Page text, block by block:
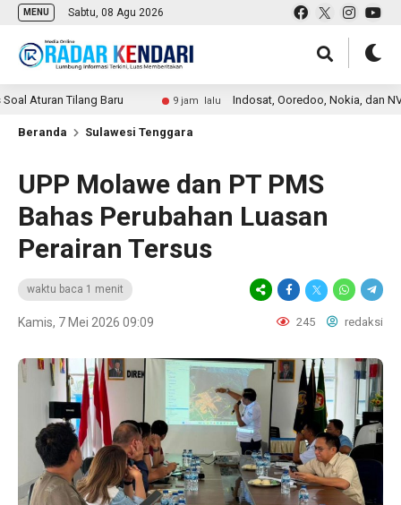
MENU Sabtu, 08 Agu 2026
Tilang Baru 9 jam lalu Indosat, Ooredoo, Nokia, dan NVIDIA
Beranda Sulawesi Tenggara
UPP Molawe dan PT PMS
Bahas Perubahan Luasan
Perairan Tersus
waktu baca 1 menit
Kamis, 7 Mei 2026 09:09 245 redaksi